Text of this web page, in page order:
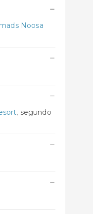
−
Noosa
−
−
, segundo
−
−